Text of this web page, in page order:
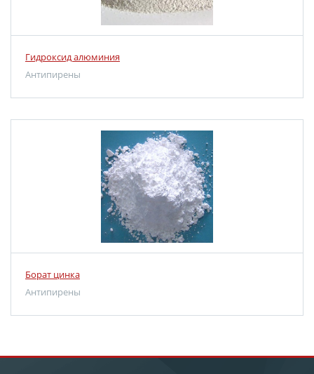
Гидроксид алюминия
Антипирены
Борат цинка
Антипирены